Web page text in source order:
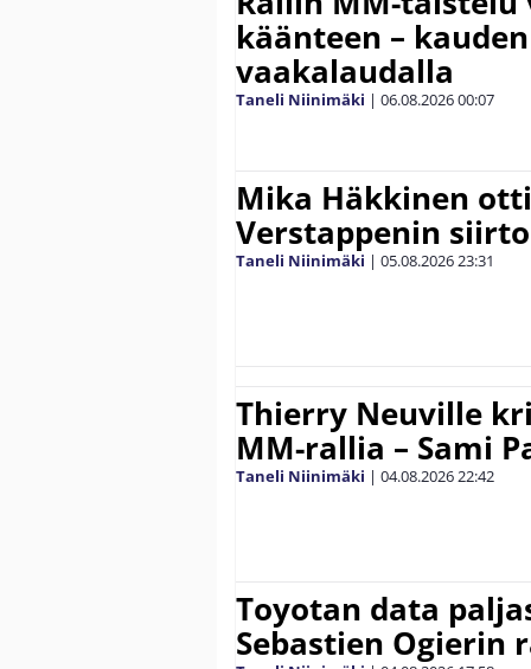
käänteen –
vaakalaudalla
Taneli Niinimäki | 06.08.202600:07
Mika Häkkinen
Verstappenin
Taneli Niinimäki | 05.08.202623:31
Thierry Neuville
MM-rallia – Sami
Taneli Niinimäki | 04.08.202622:42
Toyotan data
Sebastien Ogierin